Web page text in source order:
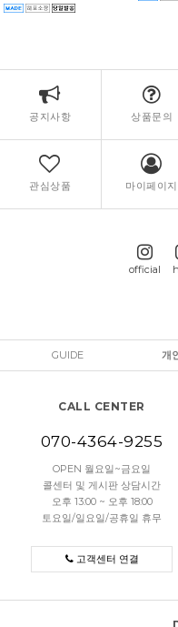
공지사항 상품문의
관심상품 마이페이지
official
GUIDE 개
CALL CENTER
070-4364-9255
OPEN 월요일~금요일
콜센터 및 게시판 상담시간
오후 13:00 ~ 오후 18:00
토요일/일요일/공휴일 휴무
고객센터 연결